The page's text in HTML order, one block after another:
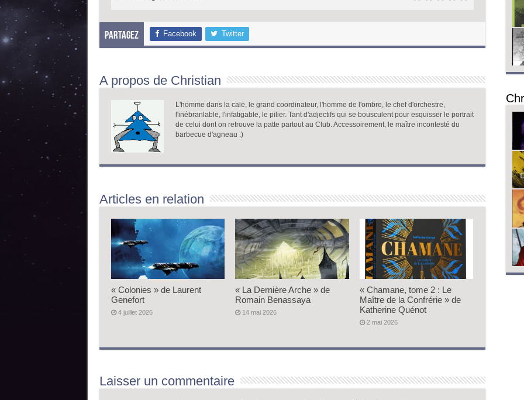
Partagez Facebook Twitter
A propos de Christian
L'homme dans la cale, le grand coordinateur, l'homme de l'ombre, le chef d'orchestre,
l'inébranlable, l'infatigable, le pilier. Tant d'adjectifs qui se bousculent pour esquisser le portrait
de celui dont on retrouve la patte partout au Club. Accessoirement, le maître incontesté du
barbecue d'agneau :)
Articles en relation
« Colonies » de Laurent
Genefort
4 juillet 2026
« La Dernière Arche » de
Romain Benassaya
14 mai 2026
« Chamane, tome 2 : Le
Maître de la Confrérie » de
Katherine Quénot
2 mai 2026
Laisser un commentaire